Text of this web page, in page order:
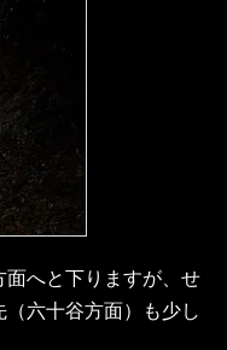
へと下りますが、せ
六十谷方面）も少し